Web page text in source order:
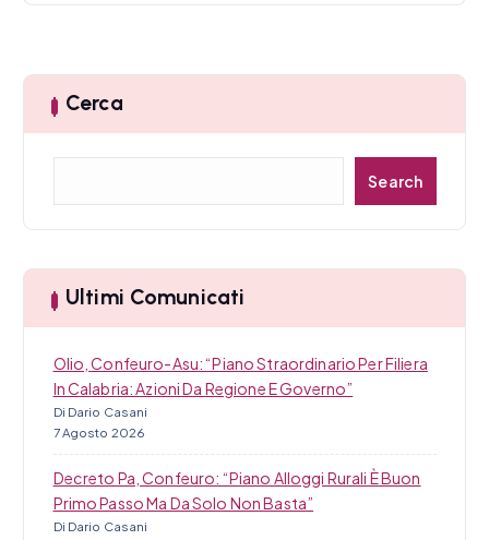
Cerca
a
Search
Ultimi Comunicati
Olio, Confeuro-Asu: “Piano Straordinario Per Filiera
In Calabria: Azioni Da Regione E Governo”
Di Dario Casani
7 Agosto 2026
Decreto Pa, Confeuro: “Piano Alloggi Rurali È Buon
Primo Passo Ma Da Solo Non Basta”
Di Dario Casani